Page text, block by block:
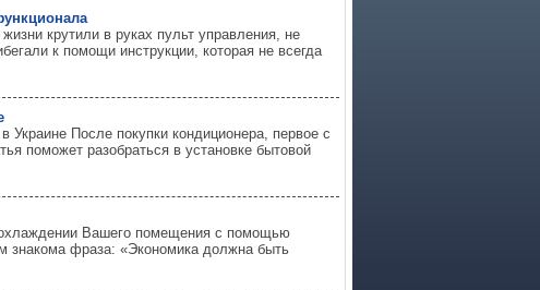
крутили в руках пульт управления, не
к помощи инструкции, которая не всегда
Украине После покупки кондиционера, первое с
поможет разобраться в установке бытовой
Вашего помещения с помощью
знакома фраза: «Экономика должна быть